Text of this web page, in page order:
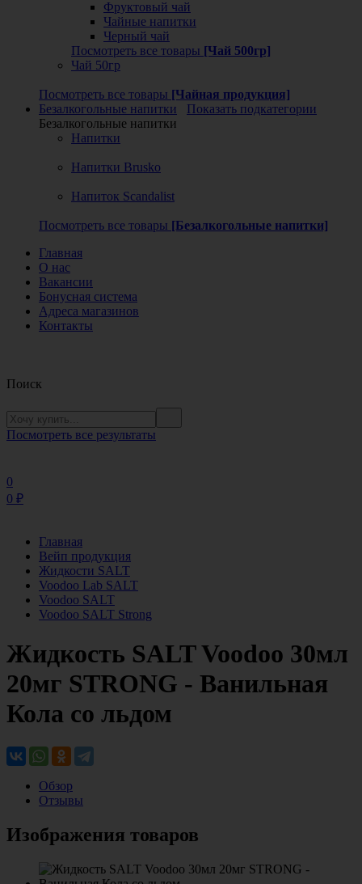
Фруктовый чай
Чайные напитки
Черный чай
Посмотреть все товары [Чай 500гр]
Чай 50гр
Посмотреть все товары [Чайная продукция]
Безалкогольные напитки
Показать подкатегории
Безалкогольные напитки
Напитки
Напитки Brusko
Напиток Scandalist
Посмотреть все товары [Безалкогольные напитки]
Главная
О нас
Вакансии
Бонусная система
Адреса магазинов
Контакты
Поиск
Посмотреть все результаты
0
0 ₽
Главная
Вейп продукция
Жидкости SALT
Voodoo Lab SALT
Voodoo SALT
Voodoo SALT Strong
Жидкость SALT Voodoo 30мл
20мг STRONG - Ванильная
Кола со льдом
Обзор
Отзывы
Изображения товаров